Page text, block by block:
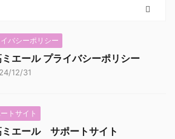
バシーポリシー
エール プライバシーポリシー
12/31
トサイト
ミエール サポートサイト